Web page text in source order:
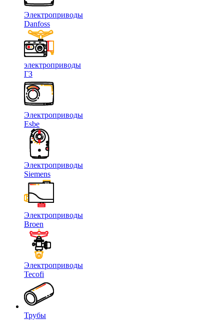
Электроприводы
Danfoss
электроприводы
ГЗ
Электроприводы
Esbe
Электроприводы
Siemens
Электроприводы
Broen
Электроприводы
Tecofi
Трубы